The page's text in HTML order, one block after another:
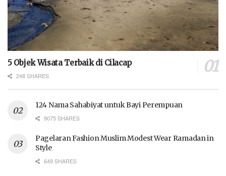
5 Objek Wisata Terbaik di Cilacap
248 SHARES
124 Nama Sahabiyat untuk Bayi Perempuan
9075 SHARES
Pagelaran Fashion Muslim Modest Wear Ramadan in
Style
649 SHARES